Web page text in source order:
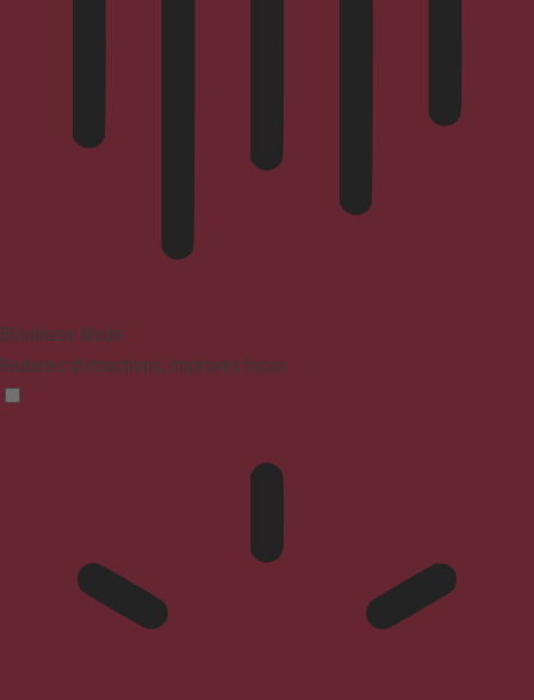
Blindness Mode
Reduces distractions, improves focus